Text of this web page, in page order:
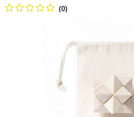
(0)